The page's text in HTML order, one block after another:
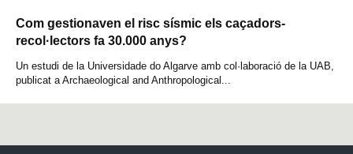
Com gestionaven el risc sísmic els caçadors-
recol·lectors fa 30.000 anys?
Un estudi de la Universidade do Algarve amb col·laboració de la UAB,
publicat a Archaeological and Anthropological...